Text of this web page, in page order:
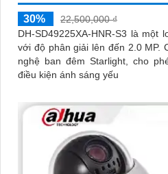
30%
22,500,000 ₫
DH-SD49225XA-HNR-S3 là một
với độ phân giải lên đến 2.0 MP. Camera được trang bị công
nghệ ban đêm Starlight, cho
điều kiện ánh sáng yếu